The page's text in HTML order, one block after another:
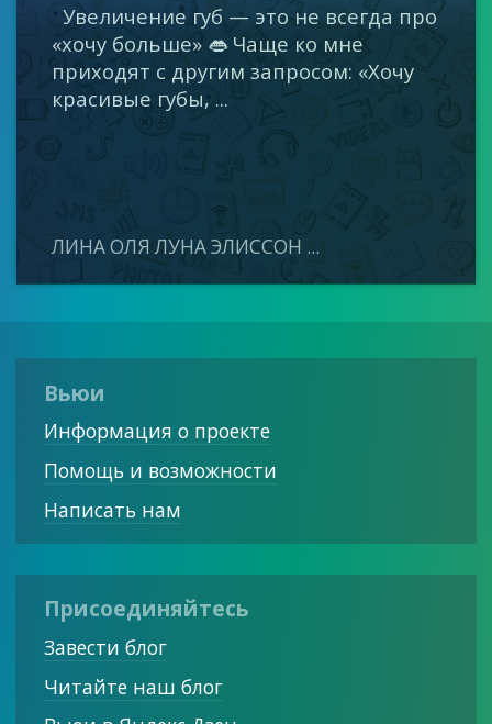
Увеличение губ — это не всегда про
«хочу больше» 👄 Чаще ко мне
приходят с другим запросом: «Хочу
красивые губы, ...
ЛИНА ОЛЯ ЛУНА ЭЛИССОН ...
Вьюи
Информация о проекте
Помощь и возможности
Написать нам
Присоединяйтесь
Завести блог
Читайте наш блог